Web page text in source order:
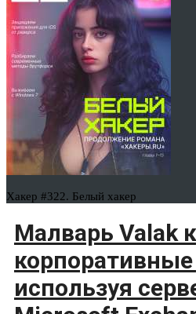
Хакер #322. Белый хакер
Малварь Valak
используя